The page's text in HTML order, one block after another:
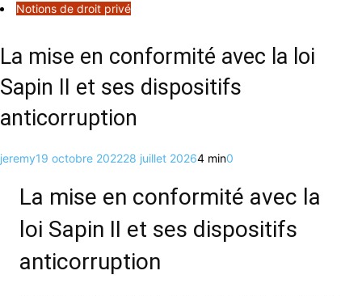
Notions de droit privé
La mise en conformité avec la loi
Sapin II et ses dispositifs
anticorruption
jeremy19 octobre 202228 juillet 20264 min0
La mise en conformité avec la
loi Sapin II et ses dispositifs
anticorruption